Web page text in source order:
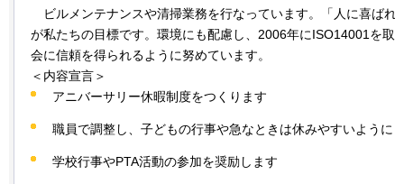
ビル メンテナンスや清掃業務を行なっています。「人に喜ばれ
が私たちの目標です。環境にも配慮し、2006年にISO14001を取
会に信頼を得られるように努めています。
＜内容宣言＞
アニバーサリー休暇制度をつくります
職員で調整し、子どもの行事や急なときは休みやすいように
学校行事やPTA活動の参加を奨励します